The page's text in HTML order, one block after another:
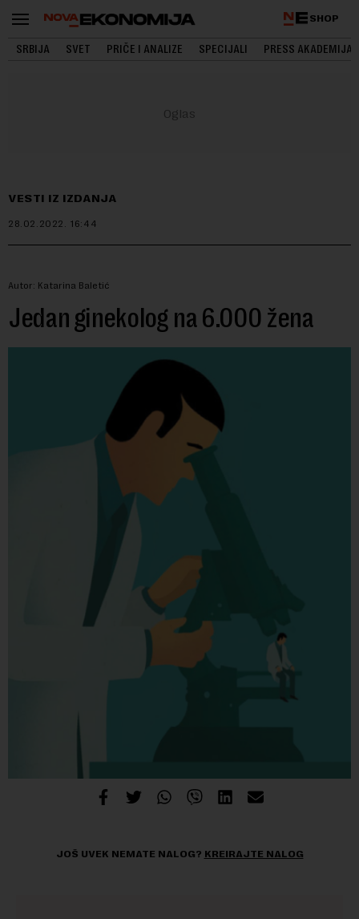
SHOP
SRBIJA SVET PRIČE I ANALIZE SPECIJALI PRESS AKADEMIJA
VESTI IZ IZDANJA
28.02.2022. 16:44
Autor: Katarina Baletić
Jedan ginekolog na 6.000 žena
JOŠ UVEK NEMATE NALOG? KREIRAJTE NALOG